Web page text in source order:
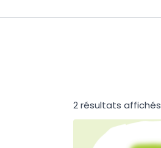
2 résultats affichés